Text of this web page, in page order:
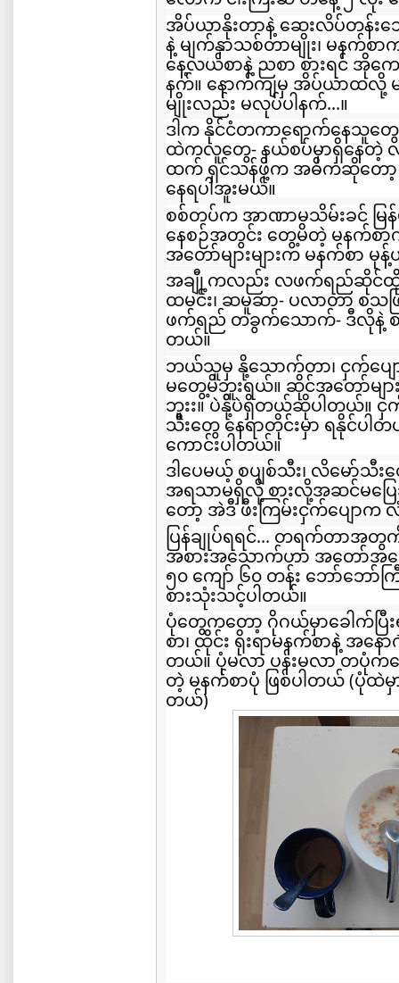
အိပ်ယာနိုးတာနဲ့ ဆေးလိပ်တန်းသ
နဲ့ မျက်နှာသစ်တာမျိုး၊ မနက်စာ
နေ့လယ်စာနဲ့ ညစာ စားရင် အို
နက်။ နောက်ကျမှ အိပ်ယာထလို့
မျိုးလည်း မလုပ်ပါနက်...။
ဒါက နိုင်ငံတကာရောက်နေသူတွေ
ထဲကလူတွေ- နယ်စပ်မှာရှိနေတဲ့
ထက် ရှင်သန်ဖို့က အဓိကဆိုတော့ ဒ
နေရပါအူးမယ်။
စစ်တပ်က အာဏာမသိမ်းခင် မြန်
နေစဉ်အတွင်း တွေ့မိတဲ့ မနက်စာ
အတော်များများက မနက်စာ မု
အချီု့ကလည်း လဖက်ရည်ဆိုင်ထိုင်
ထမင်း၊ ဆမူဆာ- ပလာတာ စသဖ
ဖက်ရည် တခွက်သောက်- ဒီလိုနဲ့ စ
တယ်။
ဘယ်သူမှ နို့သောက်တာ၊ ငှက်ပျော
မတွေ့မိဘူးရယ်။ ဆိုင်အတော်များ
ဘူးး။ ပဲနို့်ပဲရှိတယ်ဆိုပါတယ်။ ငှက်
သီးတွေ နေရာတိုင်းမှာ ရနိုင်ပ
ကောင်းပါတယ်။
ဒါပေမယ့် စပျစ်သီး၊ လိမော်သီး
အရသာမရှိလို့ စားလို့အဆင်မပြေ
တော့ အဲဒီ ဖီးကြမ်းငှက်ပျောက
ပြန်ချုပ်ရရင်... တရက်တာအတွ
အစားအသောက်ဟာ အတော်အရေ
၅၀ ကျော် ၆၀ တန်း ဘော်ဘော်
စားသုံးသင့်ပါတယ်။
ပုံတွေကတော့ ဂိုဂယ်မှာခေါက်ပြီး
စာ၊ ထိုင်း ရိုးရာမနက်စာနဲ့ အန
တယ်။ ပုံမလာ ပန်းမလာ တပုံက
တဲ့ မနက်စာပုံ ဖြစ်ပါတယ် (ပုံထဲ
တယ်)